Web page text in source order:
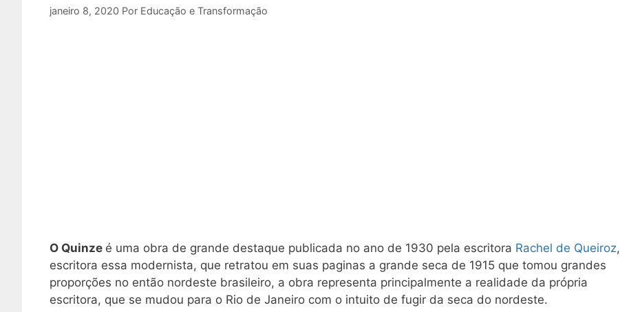
janeiro 8, 2020 Por Educação e Transformação
O Quinze é uma obra de grande destaque publicada no ano de 1930 pela escritora Rachel de Queiroz,
escritora essa modernista, que retratou em suas paginas a grande seca de 1915 que tomou grandes
proporções no então nordeste brasileiro, a obra representa principalmente a realidade da própria
escritora, que se mudou para o Rio de Janeiro com o intuito de fugir da seca do nordeste.